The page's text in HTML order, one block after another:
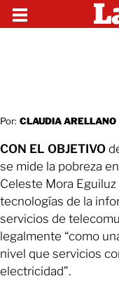
Por: CLAUDIA ARELLANO
CON EL OBJETIVO
se mide la pobreza
Celeste Mora
tecnologías de la
servicios de
legalmente “como
nivel que servicios
electricidad”.